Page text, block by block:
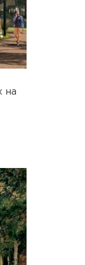
на